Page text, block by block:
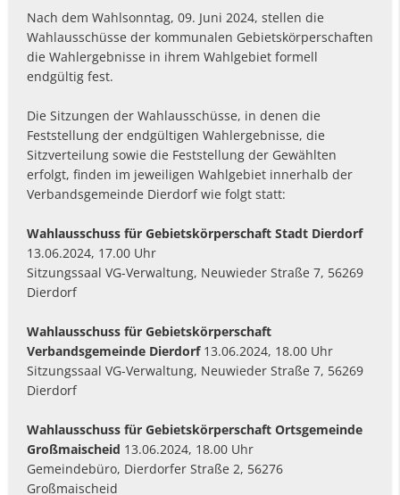
Nach dem Wahlsonntag, 09. Juni 2024, stellen die
Wahlausschüsse der kommunalen Gebietskörperschaften
die Wahlergebnisse in ihrem Wahlgebiet formell
endgültig fest.
Die Sitzungen der Wahlausschüsse, in denen die
Feststellung der endgültigen Wahlergebnisse, die
Sitzverteilung sowie die Feststellung der Gewählten
erfolgt, finden im jeweiligen Wahlgebiet innerhalb der
Verbandsgemeinde Dierdorf wie folgt statt:
Wahlausschuss für Gebietskörperschaft Stadt Dierdorf
13.06.2024, 17.00 Uhr
Sitzungssaal VG-Verwaltung, Neuwieder Straße 7, 56269
Dierdorf
Wahlausschuss für Gebietskörperschaft
Verbandsgemeinde Dierdorf 13.06.2024, 18.00 Uhr
Sitzungssaal VG-Verwaltung, Neuwieder Straße 7, 56269
Dierdorf
Wahlausschuss für Gebietskörperschaft Ortsgemeinde
Großmaischeid 13.06.2024, 18.00 Uhr
Gemeindebüro, Dierdorfer Straße 2, 56276
Großmaischeid